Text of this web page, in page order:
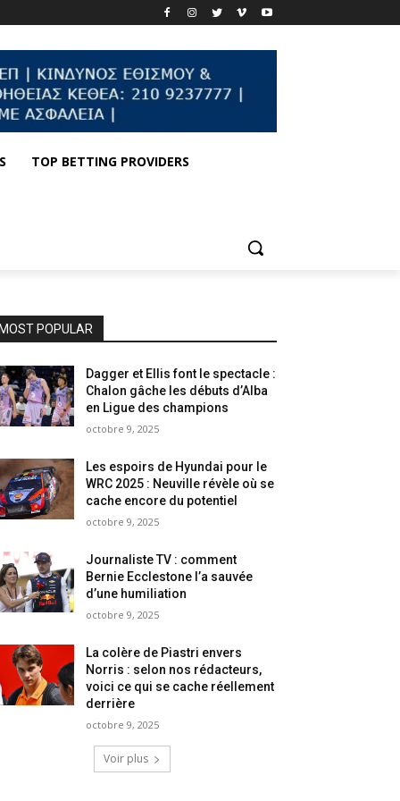
TOP BETTING PROVIDERS
MOST POPULAR
Dagger et Ellis font le spectacle :
Chalon gâche les débuts d’Alba
en Ligue des champions
octobre 9, 2025
Les espoirs de Hyundai pour le
WRC 2025 : Neuville révèle où se
cache encore du potentiel
octobre 9, 2025
Journaliste TV : comment
Bernie Ecclestone l’a sauvée
d’une humiliation
octobre 9, 2025
La colère de Piastri envers
Norris : selon nos rédacteurs,
voici ce qui se cache réellement
derrière
octobre 9, 2025
Voir plus